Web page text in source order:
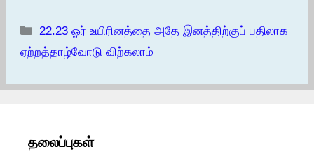
Categories
22.23 ஓர் உயிரினத்தை அதே இனத்திற்குப் பதிலாக
ஏற்றத்தாழ்வோடு விற்கலாம்
தலைப்புகள்